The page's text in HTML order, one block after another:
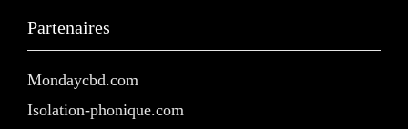
Partenaires
Mondaycbd.com
Isolation-phonique.com